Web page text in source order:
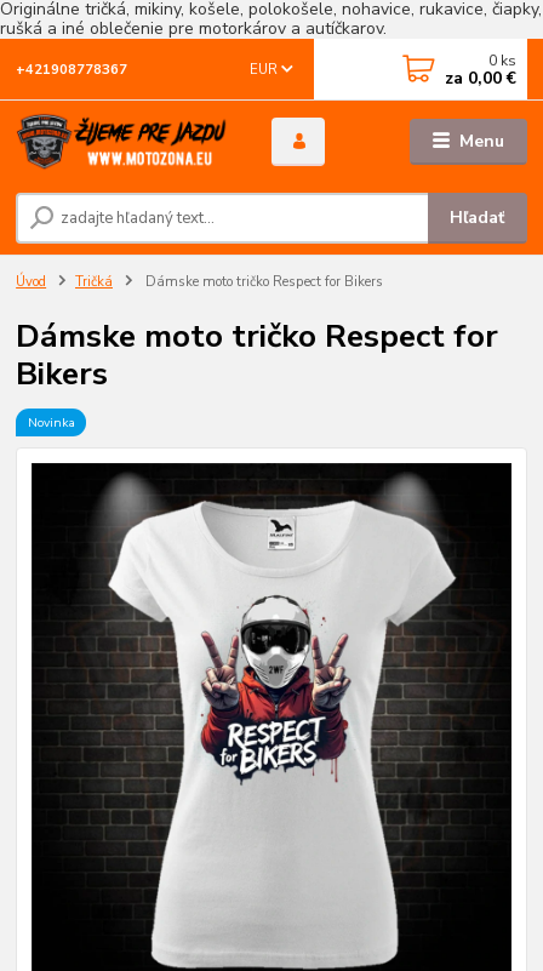
Originálne tričká, mikiny, košele, polokošele, nohavice, rukavice, čiapky,
rušká a iné oblečenie pre motorkárov a autíčkarov.
Menu
EUR
Hľadať
+421908778367 0 ks
za 0,00 €
Úvod Tričká Dámske moto tričko Respect for Bikers
Dámske moto tričko Respect for
Bikers
Novinka